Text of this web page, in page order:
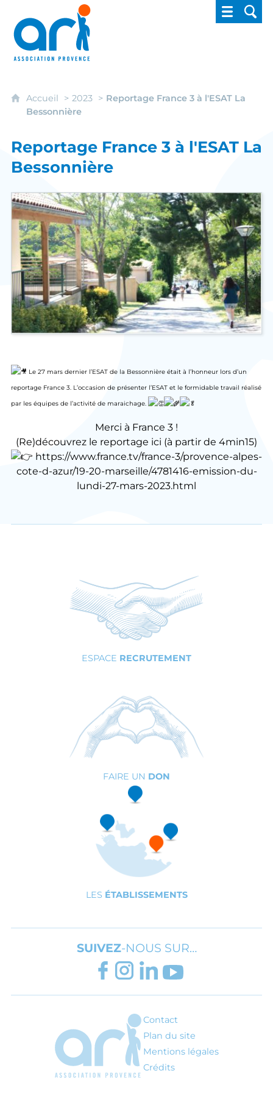
ARI - Association régionale pour
Accueil 2023
Reportage France 3 à l'ESAT La
Bessonnière
Reportage France 3 à l'ESAT La
Bessonnière
Le 27 mars dernier l’ESAT de la Bessonnière était à l’honneur lors d’un
reportage France 3. L’occasion de présenter l’ESAT et le formidable travail réalisé
par les équipes de l’activité de maraichage.
Merci à France 3 !
(Re)découvrez le reportage ici (à partir de 4min15)
https://www.france.tv/france-3/provence-alpes-
cote-d-azur/19-20-marseille/4781416-emission-du-
lundi-27-mars-2023.html
ESPACE RECRUTEMENT
FAIRE UN DON
LES ÉTABLISSEMENTS
SUIVEZ-NOUS SUR…
FACEBOOK
INSTAGRAM
LINKEDIN
YOUTUBE
ARI - Association régionale pour
Contact
Plan du site
Mentions légales
Crédits